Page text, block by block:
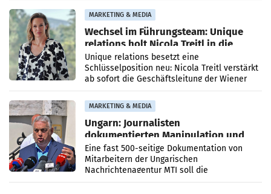
MARKETING & MEDIA
Wechsel im Führungsteam: Unique
relations holt Nicola Treitl in die
Geschäftsleitung
Unique relations besetzt eine
Schlüsselposition neu: Nicola Treitl verstärkt
ab sofort die Geschäftsleitung der Wiener
PR-Agentur an der Seite von Josef Kalina und
Anna Kalina-Mahr.
MARKETING & MEDIA
Ungarn: Journalisten
dokumentierten Manipulation und
Zensur
Eine fast 500-seitige Dokumentation von
Mitarbeitern der Ungarischen
Nachrichtenagentur MTI soll die
systematische Nachrichten-Manipulation und